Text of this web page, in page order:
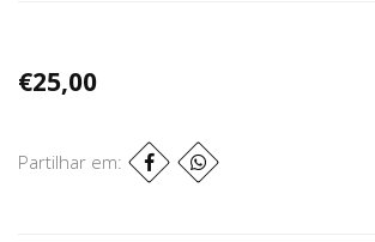
€25,00
Partilhar em: